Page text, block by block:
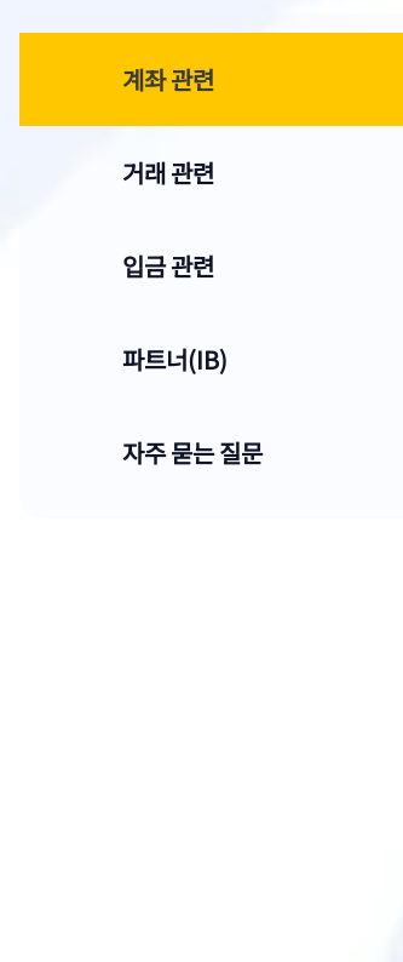
계좌 관련
거래 관련
입금 관련
파트너(IB)
자주 묻는 질문